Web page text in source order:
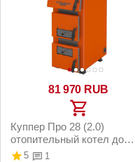
81 970 RUB
Куппер Про 28 (2.0)
отопительный котел до
280м2 28кВт
5
1